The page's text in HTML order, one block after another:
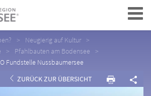
Navigation
Neugierig auf Kultur
Pfahlbauten am Bodensee
Fundstelle Nussbaumersee
ZURÜCK ZUR ÜBERSICHT